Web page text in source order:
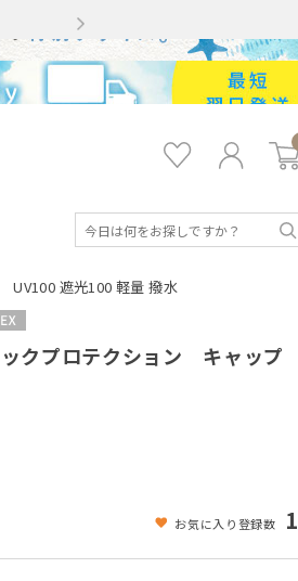
り
イ
ン
検
遮光100 軽量 撥水
ックプロテクション キャップ
お気に入り登録数 1